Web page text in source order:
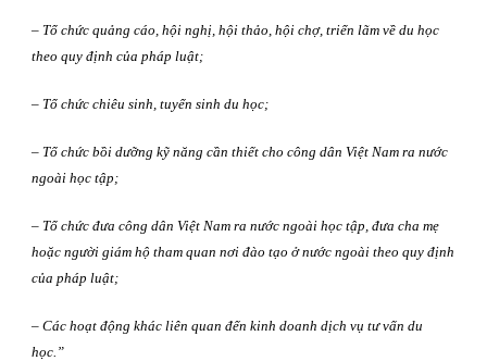
– Tổ chức quảng cáo, hội nghị, hội thảo, hội chợ, triển lãm về du học
theo quy định của pháp luật;
– Tổ chức chiêu sinh, tuyển sinh du học;
– Tổ chức bồi dưỡng kỹ năng cần thiết cho công dân Việt Nam ra nước
ngoài học tập;
– Tổ chức đưa công dân Việt Nam ra nước ngoài học tập, đưa cha mẹ
hoặc người giám hộ tham quan nơi đào tạo ở nước ngoài theo quy định
của pháp luật;
– Các hoạt động khác liên quan đến kinh doanh dịch vụ tư vấn du
học. ”